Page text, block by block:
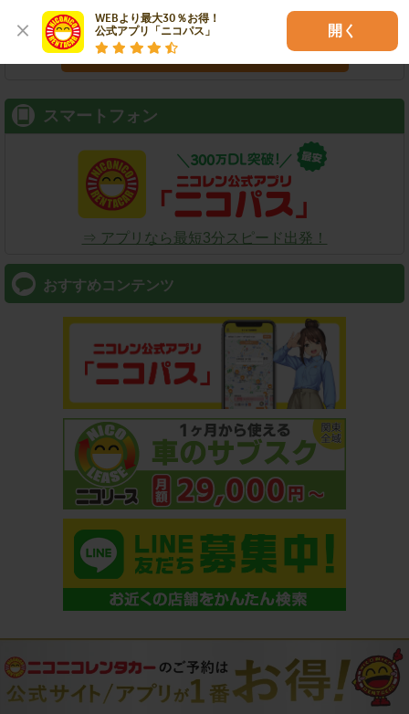
WEBより最大30％お得！
公式アプリ「ニコパス」
開く
スマートフォン
⇒ アプリなら最短3分スピード出発！
おすすめコンテンツ